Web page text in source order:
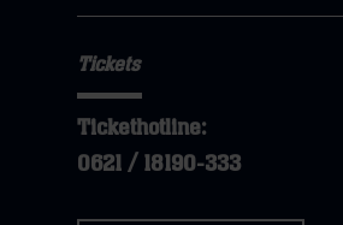
Tickets
Tickethotline:
0621 / 18190-333